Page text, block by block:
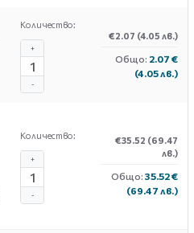
Количество:
-
+
€2.07 (4.05 лв.)
Общо: 2.07 €
(4.05 лв.)
Количество:
-
+
€35.52 (69.47
лв.)
Общо: 35.52 €
(69.47 лв.)